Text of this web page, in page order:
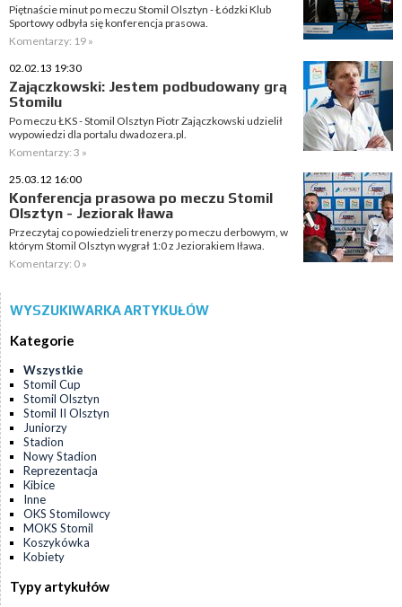
Piętnaście minut po meczu Stomil Olsztyn - Łódzki Klub
Sportowy odbyła się konferencja prasowa.
Komentarzy: 19 »
02.02.13 19:30
Zajączkowski: Jestem podbudowany grą
Stomilu
Po meczu ŁKS - Stomil Olsztyn Piotr Zajączkowski udzielił
wypowiedzi dla portalu dwadozera.pl.
Komentarzy: 3 »
25.03.12 16:00
Konferencja prasowa po meczu Stomil
Olsztyn - Jeziorak Iława
Przeczytaj co powiedzieli trenerzy po meczu derbowym, w
którym Stomil Olsztyn wygrał 1:0 z Jeziorakiem Iława.
Komentarzy: 0 »
WYSZUKIWARKA ARTYKUŁÓW
Kategorie
Wszystkie
Stomil Cup
Stomil Olsztyn
Stomil II Olsztyn
Juniorzy
Stadion
Nowy Stadion
Reprezentacja
Kibice
Inne
OKS Stomilowcy
MOKS Stomil
Koszykówka
Kobiety
Typy artykułów